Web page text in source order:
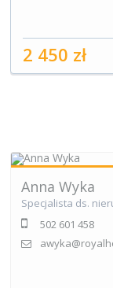
2 450 zł
Anna Wyka
Specjalista ds.
502 601 458